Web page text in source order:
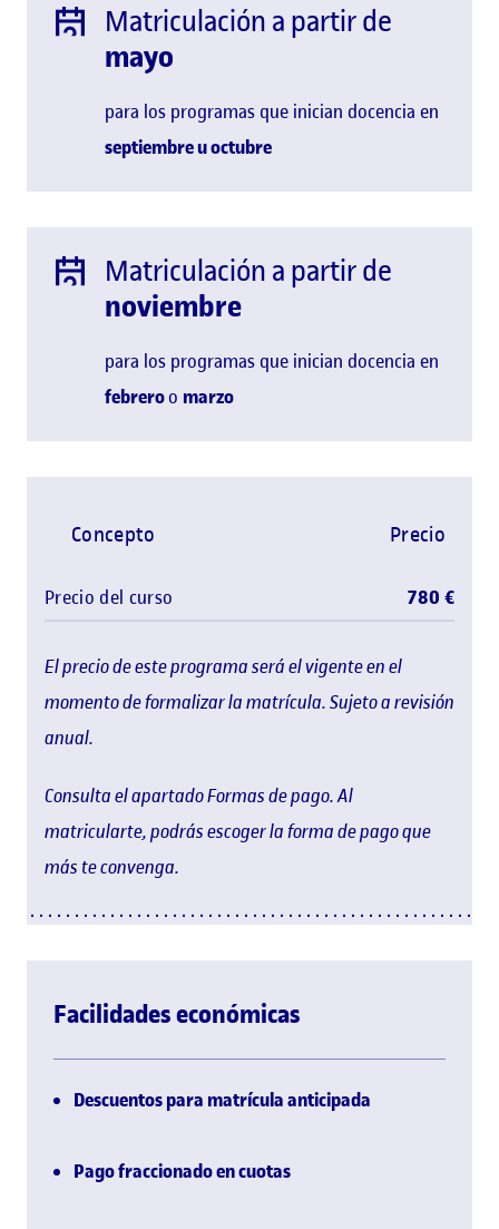
Matriculación a partir de
mayo
para los programas que inician docencia en
septiembre uoctubre
Matriculación a partir de
noviembre
para los programas que inician docencia en
febreroo marzo
El precio de este programa será el vigente en el
momento de formalizar la matrícula. Sujeto a revisión
anual.
Consulta el apartado Formas de pago. Al
matricularte, podrás escoger la forma de pago que
más te convenga.
Concepto Precio
Precio del curso 780 €
Facilidades económicas
Descuentos para matrícula anticipada
Pago fraccionado en cuotas